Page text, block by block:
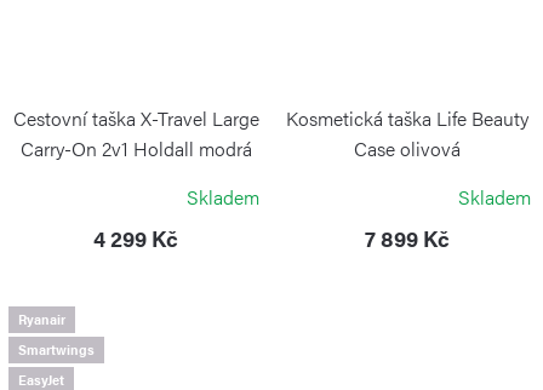
Cestovní taška X-Travel Large
Carry-On 2v1 Holdall modrá
Skladem
4 299 Kč
Kosmetická taška Life Beauty
Case olivová
Skladem
7 899 Kč
Ryanair
Smartwings
EasyJet